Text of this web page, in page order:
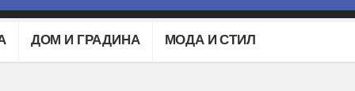
ДОМ И ГРАДИНА МОДА И СТИЛ